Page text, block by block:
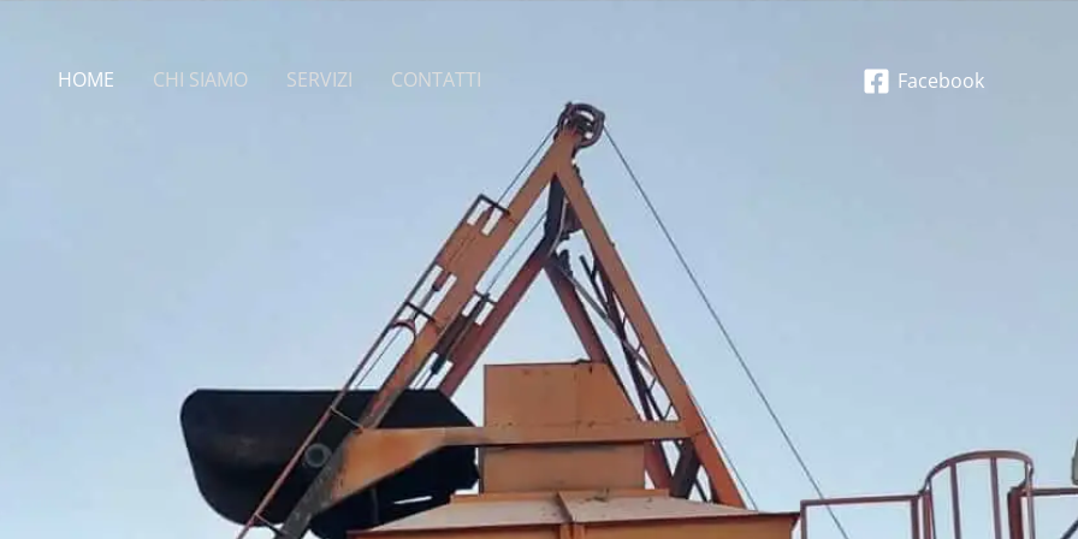
HOME CHI SIAMO SERVIZI CONTATTI Facebook